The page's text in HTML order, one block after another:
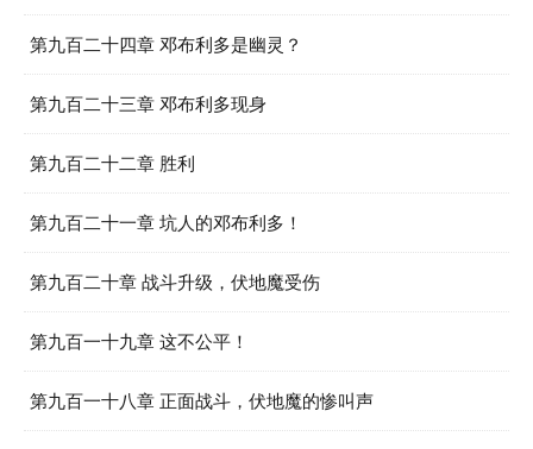
第九百二十四章 邓布利多是幽灵？
第九百二十三章 邓布利多现身
第九百二十二章 胜利
第九百二十一章 坑人的邓布利多！
第九百二十章 战斗升级，伏地魔受伤
第九百一十九章 这不公平！
第九百一十八章 正面战斗，伏地魔的惨叫声